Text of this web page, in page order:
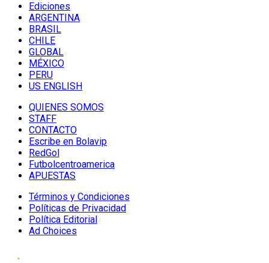
Ediciones
ARGENTINA
BRASIL
CHILE
GLOBAL
MÉXICO
PERU
US ENGLISH
QUIENES SOMOS
STAFF
CONTACTO
Escribe en Bolavip
RedGol
Futbolcentroamerica
APUESTAS
Términos y Condiciones
Políticas de Privacidad
Política Editorial
Ad Choices